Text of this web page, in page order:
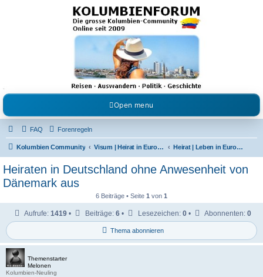
Kolumbienforum - Das
grosse Forum der
Freunde Kolumbiens
Reisen, Auswandern, Kultur, Politik, Geschichte und Visum in Kolumbien und Venezuela.
Austausch, Erfahrungen und Gemeinschaft im Kolumbienforum
Open menu
FAQ Forenregeln
Kolumbien Community Visum | Heirat in Europa | Visaangelegenheiten Heirat | Leben in Europa | Studieren & Arbeiten
Heiraten in Deutschland ohne Anwesenheit von
Dänemark aus
6 Beiträge • Seite 1 von 1
Thema abonnieren
Aufrufe: 1419• Beiträge: 6• Lesezeichen: 0• Abonnenten: 0
Themenstarter
Melonen
Kolumbien-Neuling